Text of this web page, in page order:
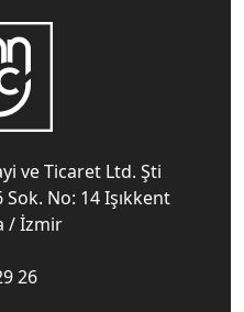
ve Ticaret Ltd. Şti
No: 14 Işıkkent
/ İzmir
26